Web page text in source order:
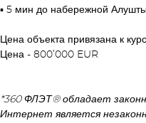
▪︎ 5 мин до набережной
Цена объекта привязана к
Цена - 800’000 EUR
*360 ФЛЭТ® обладает
Интернет является